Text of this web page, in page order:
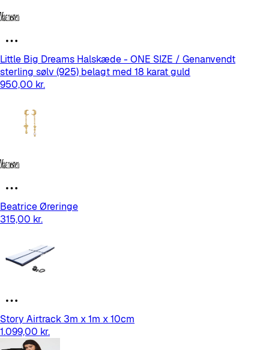
Little Big Dreams Halskæde - ONE SIZE / Genanvendt
sterling sølv (925) belagt med 18 karat guld
950,00 kr.
Beatrice Øreringe
315,00 kr.
Story Airtrack 3m x 1m x 10cm
1.099,00 kr.